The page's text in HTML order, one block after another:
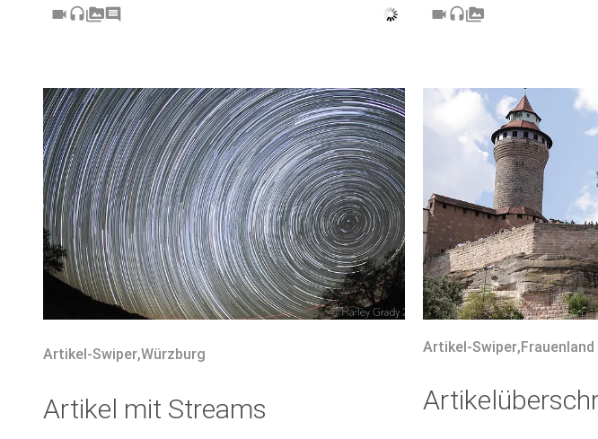
videocam headsetperm_mediacomment videocam headsetperm_media
Artikel-Swiper,Würzburg
Artikel mit Streams
Artikel-Swiper,Frauenland